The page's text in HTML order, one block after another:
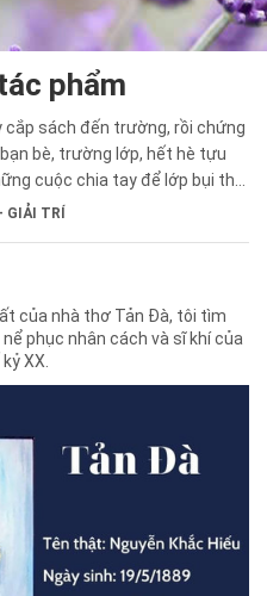
phẩm
sách đến trường, rồi chứng
bè, trường lớp, hết hè tựu
cuộc chia tay để lớp bụi thời
cảnh vật đã đổi thay. Lúc ấy
GIẢI TRÍ
của nhà thơ Tản Đà, tôi tìm
phục nhân cách và sĩ khí của
XX.